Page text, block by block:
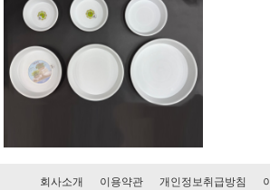
회사소개 이용약관 개인정보취급방침